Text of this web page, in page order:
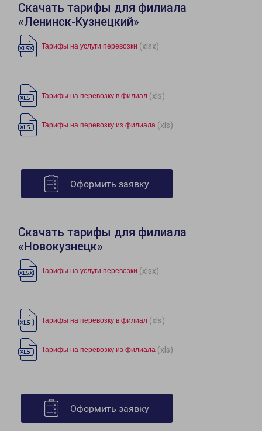
Скачать тарифы для филиала
«Ленинск-Кузнецкий»
Тарифы на услуги перевозки (xlsx)
Тарифы на перевозку в филиал (xls)
Тарифы на перевозку из филиала (xls)
Оформить заявку
Скачать тарифы для филиала
«Новокузнецк»
Тарифы на услуги перевозки (xlsx)
Тарифы на перевозку в филиал (xls)
Тарифы на перевозку из филиала (xls)
Оформить заявку